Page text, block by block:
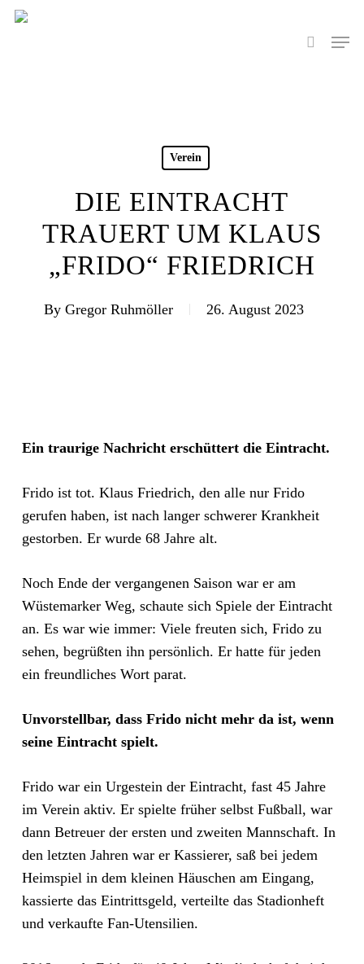
Skip
search
Menu
Verein
DIE EINTRACHT
TRAUERT UM KLAUS
„FRIDO“ FRIEDRICH
By Gregor Ruhmöller 26. August 2023
Ein traurige Nachricht erschüttert die Eintracht.
Frido ist tot. Klaus Friedrich, den alle nur Frido
gerufen haben, ist nach langer schwerer Krankheit
gestorben. Er wurde 68 Jahre alt.
Noch Ende der vergangenen Saison war er am
Wüstemarker Weg, schaute sich Spiele der Eintracht
an. Es war wie immer: Viele freuten sich, Frido zu
sehen, begrüßten ihn persönlich. Er hatte für jeden
ein freundliches Wort parat.
Unvorstellbar, dass Frido nicht mehr da ist, wenn
seine Eintracht spielt.
Frido war ein Urgestein der Eintracht, fast 45 Jahre
im Verein aktiv. Er spielte früher selbst Fußball, war
dann Betreuer der ersten und zweiten Mannschaft. In
den letzten Jahren war er Kassierer, saß bei jedem
Heimspiel in dem kleinen Häuschen am Eingang,
kassierte das Eintrittsgeld, verteilte das Stadionheft
und verkaufte Fan-Utensilien.